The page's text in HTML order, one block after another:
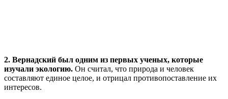
2. Вернадский был одним из первых ученых, которые
изучали экологию. Он считал, что природа и человек
составляют единое целое, и отрицал противопоставление их
интересов.